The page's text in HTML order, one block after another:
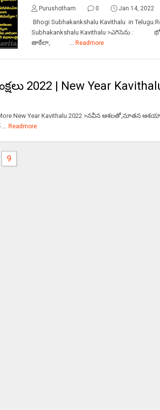
Purushotham 0 Jan 14, 2022
Bhogi Subhakankshalu Kavithalu in
Subhakankshalu Kavithalu >ఎగిసెను :
తాకేలా, ... Readmore
2022 | New Year
More New Year Kavithalu 2022 >నవీన ఆశలతో,నూతన
Readmore
9